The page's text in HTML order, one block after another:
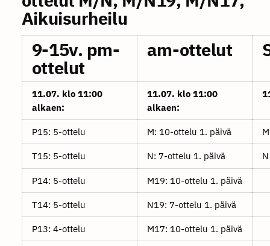
Aikuisurheilu
9-15v. pm-
ottelut
am-ottelut
11.07. klo 11:00
alkaen:
11.07. klo 11:00
alkaen:
P15: 5-ottelu M: 10-ottelu 1. päivä
T15: 5-ottelu N: 7-ottelu 1. päivä
P14: 5-ottelu M19: 10-ottelu 1. päivä
T14: 5-ottelu N19: 7-ottelu 1. päivä
P13: 4-ottelu M17: 10-ottelu 1. päivä